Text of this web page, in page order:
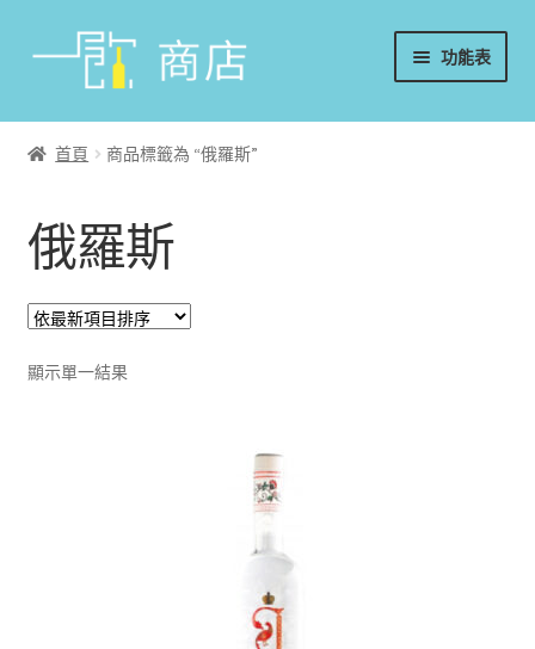
功能表
首頁
香檳/氣泡酒
威士忌
烈酒/利口酒/調酒
首頁 商品標籤為 “俄羅斯”
俄羅斯
顯示單一結果